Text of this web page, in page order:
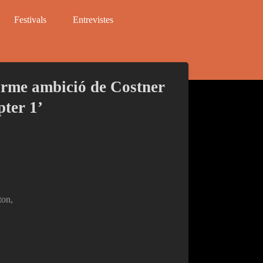
Festivals Entrevistes
ambició de Costner
1’